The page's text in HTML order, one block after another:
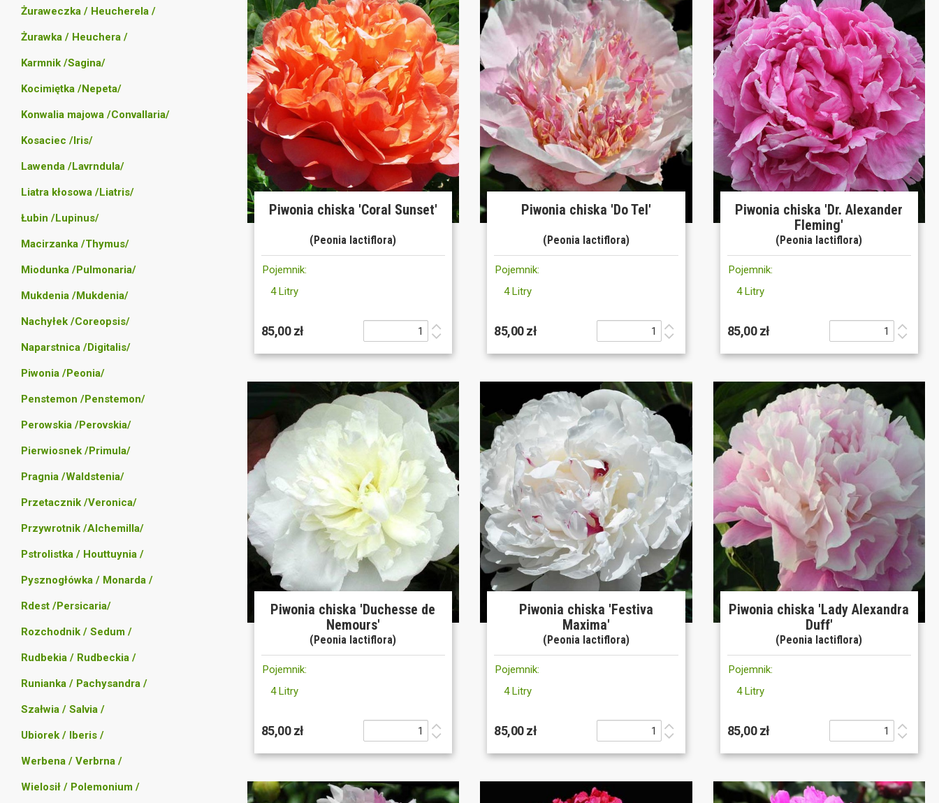
Żuraweczka / Heucherela /
Żurawka / Heuchera /
Karmnik /Sagina/
Kocimiętka /Nepeta/
Konwalia majowa /Convallaria/
Kosaciec /Iris/
Lawenda /Lavrndula/
Liatra kłosowa /Liatris/
Łubin /Lupinus/
Macirzanka /Thymus/
Miodunka /Pulmonaria/
Mukdenia /Mukdenia/
Nachyłek /Coreopsis/
Naparstnica /Digitalis/
Piwonia /Peonia/
Penstemon /Penstemon/
Perowskia /Perovskia/
Pierwiosnek /Primula/
Pragnia /Waldstenia/
Przetacznik /Veronica/
Przywrotnik /Alchemilla/
Pstrolistka / Houttuynia /
Pysznogłówka / Monarda /
Rdest /Persicaria/
Rozchodnik / Sedum /
Rudbekia / Rudbeckia /
Runianka / Pachysandra /
Szałwia / Salvia /
Ubiorek / Iberis /
Werbena / Verbrna /
Wielosił / Polemonium /
Piwonia chiska 'Coral Sunset'
(Peonia lactiflora)
Pojemnik:
4 Litry
85,00 zł
Piwonia chiska 'Do Tel'
(Peonia lactiflora)
Pojemnik:
4 Litry
85,00 zł
Piwonia chiska 'Dr. Alexander
Fleming'
(Peonia lactiflora)
Pojemnik:
4 Litry
85,00 zł
Piwonia chiska 'Duchesse de
Nemours'
(Peonia lactiflora)
Pojemnik:
4 Litry
85,00 zł
Piwonia chiska 'Festiva
Maxima'
(Peonia lactiflora)
Pojemnik:
4 Litry
85,00 zł
Piwonia chiska 'Lady Alexandra
Duff'
(Peonia lactiflora)
Pojemnik:
4 Litry
85,00 zł